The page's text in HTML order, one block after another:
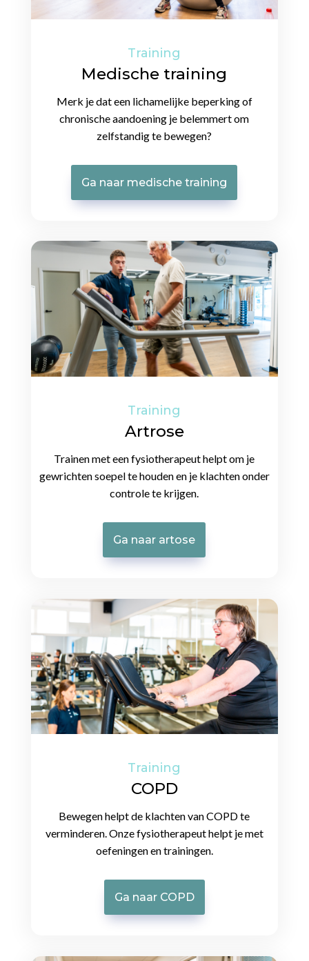
Training
Medische training
Merk je dat een lichamelijke beperking of
chronische aandoening je belemmert om
zelfstandig te bewegen?
Ga naar medische training
Training
Artrose
Trainen met een fysiotherapeut helpt om je
gewrichten soepel te houden en je klachten onder
controle te krijgen.
Ga naar artose
Training
COPD
Bewegen helpt de klachten van COPD te
verminderen. Onze fysiotherapeut helpt je met
oefeningen en trainingen.
Ga naar COPD